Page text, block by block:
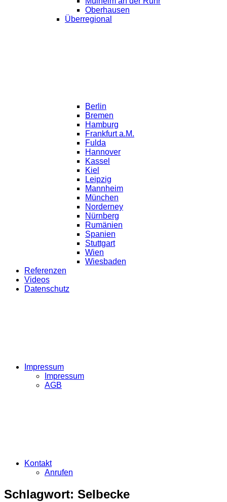
Oberhausen
Überregional
Berlin
Bremen
Hamburg
Frankfurt a.M.
Fulda
Hannover
Kassel
Kiel
Leipzig
Mannheim
München
Norderney
Nürnberg
Rumänien
Spanien
Stuttgart
Wien
Wiesbaden
Referenzen
Videos
Datenschutz
Impressum
Impressum
AGB
Kontakt
Anrufen
Schlagwort: Selbecke